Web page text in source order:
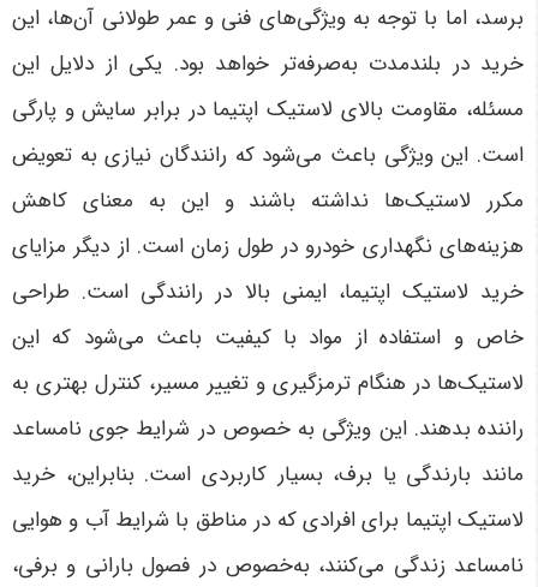
برسد، اما با توجه به ویژگی‌های فنی و عمر طولانی آن‌ها، این
خرید در بلندمدت به‌صرفه‌تر خواهد بود. یکی از دلایل این
مسئله، مقاومت بالای لاستیک اپتیما در برابر سایش و پارگی
است. این ویژگی باعث می‌شود که رانندگان نیازی به تعویض
مکرر لاستیک‌ها نداشته باشند و این به معنای کاهش
هزینه‌های نگهداری خودرو در طول زمان است. از دیگر مزایای
خرید لاستیک اپتیما، ایمنی بالا در رانندگی است. طراحی
خاص و استفاده از مواد با کیفیت باعث می‌شود که این
لاستیک‌ها در هنگام ترمزگیری و تغییر مسیر، کنترل بهتری به
راننده بدهند. این ویژگی به خصوص در شرایط جوی نامساعد
مانند بارندگی یا برف، بسیار کاربردی است. بنابراین، خرید
لاستیک اپتیما برای افرادی که در مناطق با شرایط آب و هوایی
نامساعد زندگی می‌کنند، به‌خصوص در فصول بارانی و برفی،